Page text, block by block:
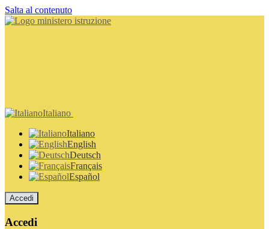
Salta al contenuto
Italiano
Italiano
English
Deutsch
Français
Español
Accedi
Accedi